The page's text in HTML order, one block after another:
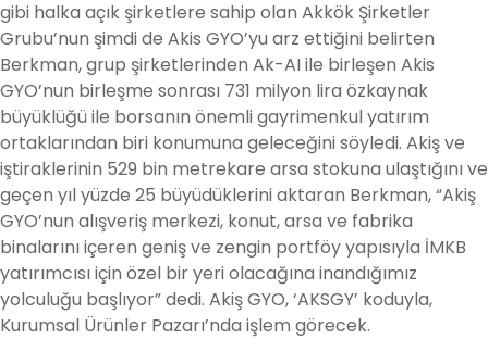
gibi halka açık şirketlere sahip olan Akkök Şirketler
Grubu’nun şimdi de Akis GYO’yu arz ettiğini belirten
Berkman, grup şirketlerinden Ak-AI ile birleşen Akis
GYO’nun birleşme sonrası 731 milyon lira özkaynak
büyüklüğü ile borsanın önemli gayrimenkul yatırım
ortaklarından biri konumuna geleceğini söyledi. Akiş ve
iştiraklerinin 529 bin metrekare arsa stokuna ulaştığını ve
geçen yıl yüzde 25 büyüdüklerini aktaran Berkman, “Akiş
GYO’nun alışveriş merkezi, konut, arsa ve fabrika
binalarını içeren geniş ve zengin portföy yapısıyla İMKB
yatırımcısı için özel bir yeri olacağına inandığımız
yolculuğu başlıyor” dedi. Akiş GYO, ‘AKSGY’ koduyla,
Kurumsal Ürünler Pazarı’nda işlem görecek.